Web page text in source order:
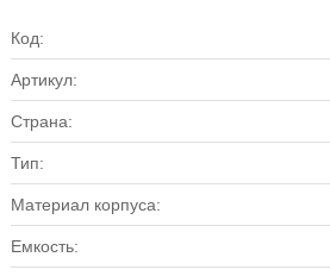
Код:
Артикул:
Страна:
Тип:
Материал корпуса:
Емкость: